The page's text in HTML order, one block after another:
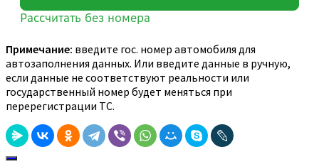
Примечание: введите гос. номер автомобиля для
автозаполнения данных. Или введите данные в ручную,
если данные не соответствуют реальности или
государственный номер будет меняться при
перерегистрации ТС.